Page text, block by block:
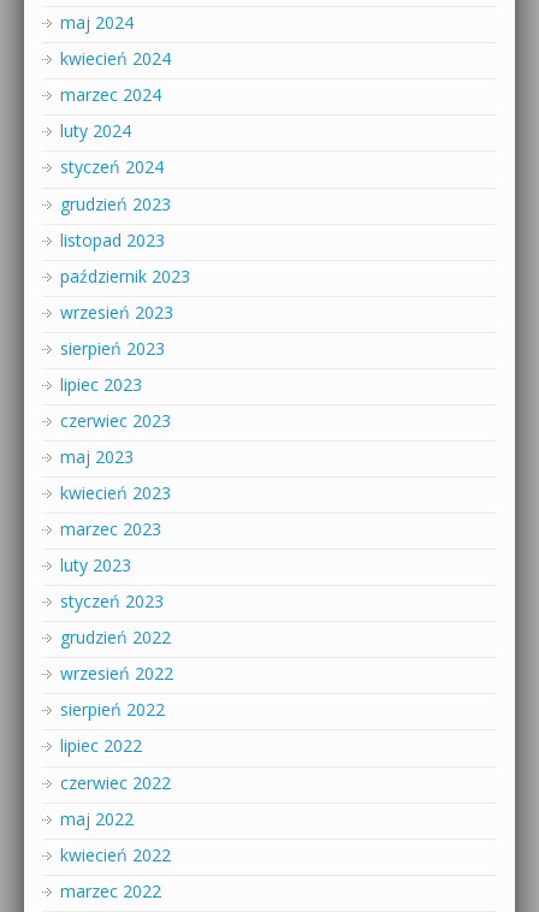
maj 2024
kwiecień 2024
marzec 2024
luty 2024
styczeń 2024
grudzień 2023
listopad 2023
październik 2023
wrzesień 2023
sierpień 2023
lipiec 2023
czerwiec 2023
maj 2023
kwiecień 2023
marzec 2023
luty 2023
styczeń 2023
grudzień 2022
wrzesień 2022
sierpień 2022
lipiec 2022
czerwiec 2022
maj 2022
kwiecień 2022
marzec 2022